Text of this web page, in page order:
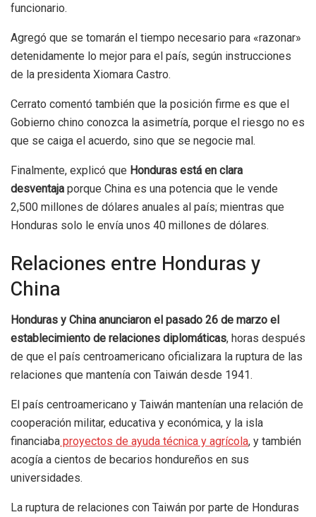
funcionario.
Agregó que se tomarán el tiempo necesario para «razonar»
detenidamente lo mejor para el país, según instrucciones
de la presidenta Xiomara Castro.
Cerrato comentó también que la posición firme es que el
Gobierno chino conozca la asimetría, porque el riesgo no es
que se caiga el acuerdo, sino que se negocie mal.
Finalmente, explicó que Honduras está en clara
desventaja porque China es una potencia que le vende
2,500 millones de dólares anuales al país; mientras que
Honduras solo le envía unos 40 millones de dólares.
Relaciones entre Honduras y
China
Honduras y China anunciaron el pasado 26 de marzo el
establecimiento de relaciones diplomáticas, horas después
de que el país centroamericano oficializara la ruptura de las
relaciones que mantenía con Taiwán desde 1941.
El país centroamericano y Taiwán mantenían una relación de
cooperación militar, educativa y económica, y la isla
financiaba proyectos de ayuda técnica y agrícola, y también
acogía a cientos de becarios hondureños en sus
universidades.
La ruptura de relaciones con Taiwán por parte de Honduras